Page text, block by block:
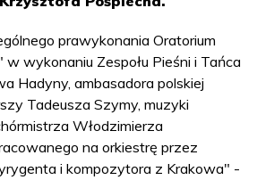
prawykonania Oratorium
wykonaniu Zespołu Pieśni i Tańca
Hadyny, ambasadora polskiej
Tadeusza Szymy, muzyki
Włodzimierza
na orkiestrę przez
i kompozytora z Krakowa" -